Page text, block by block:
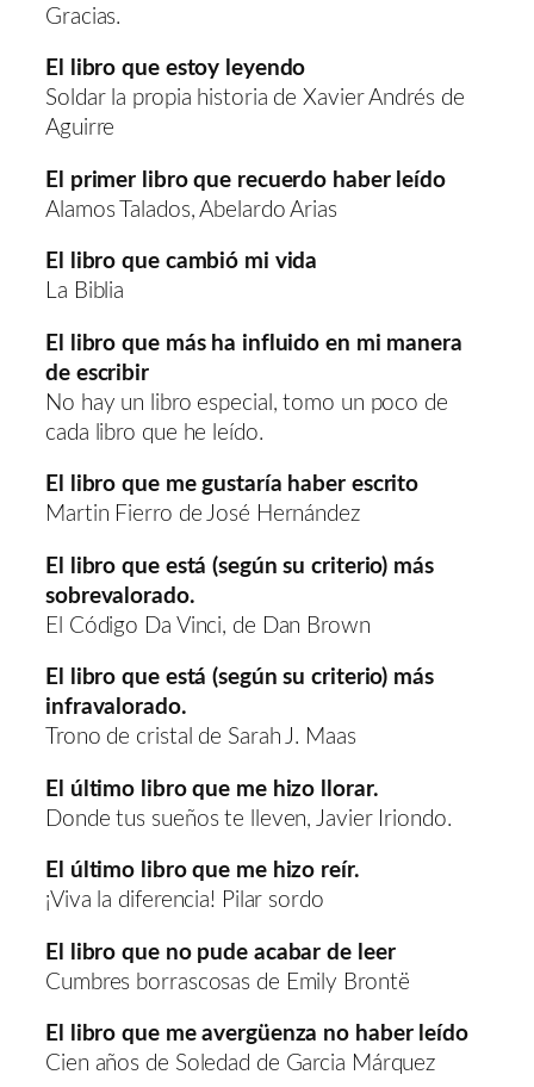
Gracias.
El libro que estoy leyendo
Soldar la propia historia de Xavier Andrés de
Aguirre
El primer libro que recuerdo haber leído
Alamos Talados, Abelardo Arias
El libro que cambió mi vida
La Biblia
El libro que más ha influido en mi manera
de escribir
No hay un libro especial, tomo un poco de
cada libro que he leído.
El libro que me gustaría haber escrito
Martin Fierro de José Hernández
El libro que está (según su criterio) más
sobrevalorado.
El Código Da Vinci, de Dan Brown
El libro que está (según su criterio) más
infravalorado.
Trono de cristal de Sarah J. Maas
El último libro que me hizo llorar.
Donde tus sueños te lleven, Javier Iriondo.
El último libro que me hizo reír.
¡Viva la diferencia! Pilar sordo
El libro que no pude acabar de leer
Cumbres borrascosas de Emily Brontë
El libro que me avergüenza no haber leído
Cien años de Soledad de Garcia Márquez